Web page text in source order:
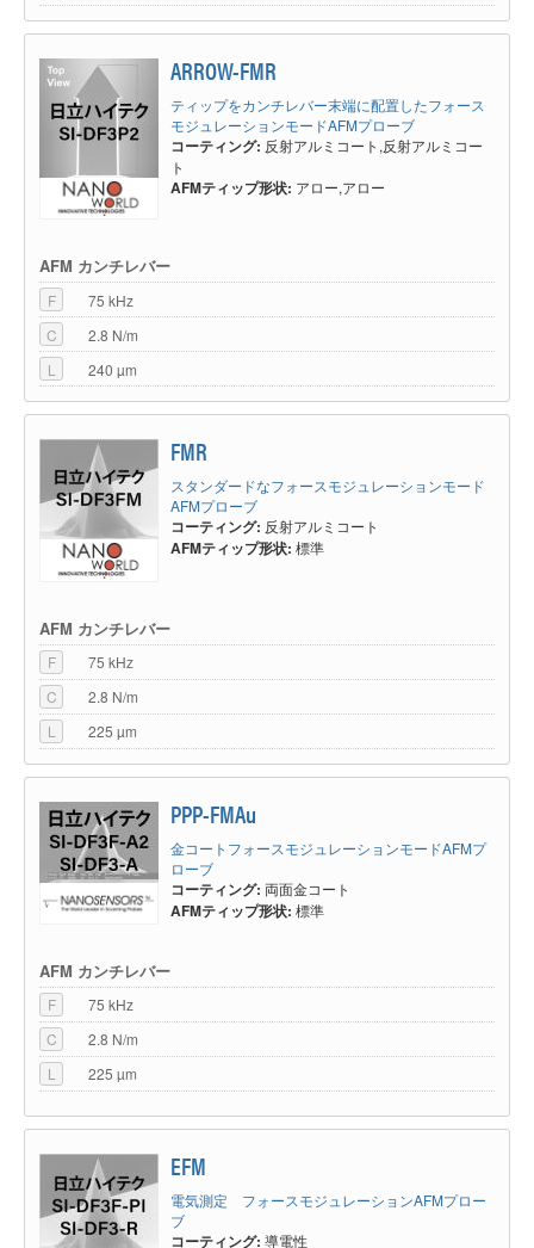
ARROW-FMR
ティップをカンチレバー末端に配置したフォース
モジュレーションモードAFMプローブ
コーティング: 反射アルミコート,反射アルミコー
ト
AFMティップ形状: アロー,アロー
AFM カンチレバー
F
75 kHz
C
2.8 N/m
L
240 µm
FMR
スタンダードなフォースモジュレーションモード
AFMプローブ
コーティング: 反射アルミコート
AFMティップ形状: 標準
AFM カンチレバー
F
75 kHz
C
2.8 N/m
L
225 µm
PPP-FMAu
金コートフォースモジュレーションモードAFMプ
ローブ
コーティング: 両面金コート
AFMティップ形状: 標準
AFM カンチレバー
F
75 kHz
C
2.8 N/m
L
225 µm
EFM
電気測定 フォースモジュレーションAFMプロー
ブ
コーティング: 導電性